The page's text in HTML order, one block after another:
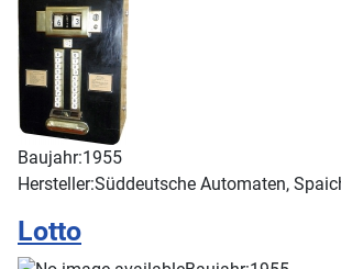
Baujahr:1955
Hersteller:Süddeutsche Automaten,
Lotto